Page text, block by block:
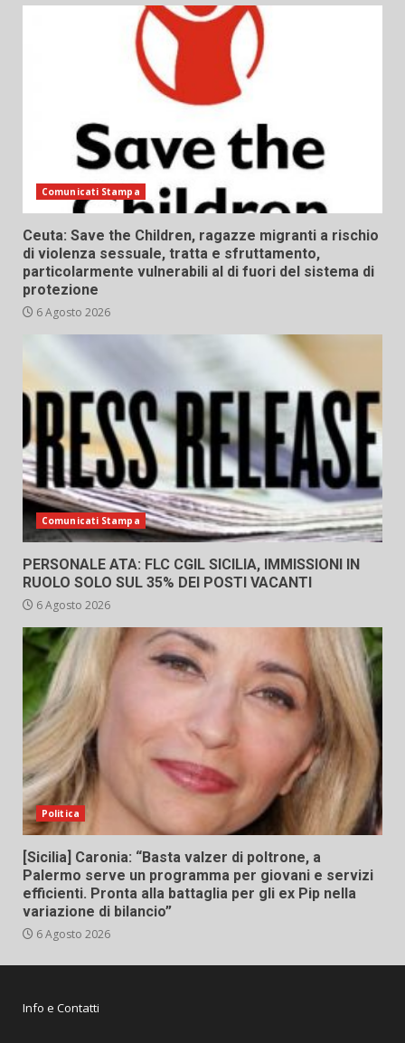
Comunicati Stampa
Ceuta: Save the Children, ragazze migranti a rischio
di violenza sessuale, tratta e sfruttamento,
particolarmente vulnerabili al di fuori del sistema di
protezione
6 Agosto 2026
Comunicati Stampa
PERSONALE ATA: FLC CGIL SICILIA, IMMISSIONI IN
RUOLO SOLO SUL 35% DEI POSTI VACANTI
6 Agosto 2026
Politica
[Sicilia] Caronia: “Basta valzer di poltrone, a
Palermo serve un programma per giovani e servizi
efficienti. Pronta alla battaglia per gli ex Pip nella
variazione di bilancio”
6 Agosto 2026
Info e Contatti